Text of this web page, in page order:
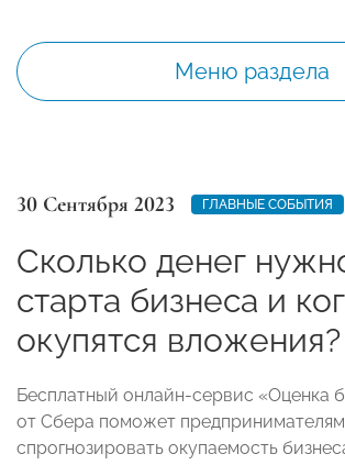
Меню раздела
30 Сентября 2023 ГЛАВНЫЕ СОБЫТИЯ
Сколько денег
старта бизнеса и
окупятся вложения?
Бесплатный онлайн-сервис «Оценка
от Сбера поможет предпринимателям
спрогнозировать окупаемость